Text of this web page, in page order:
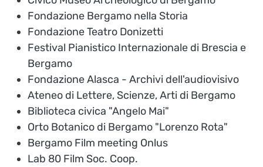
Fondazione Bergamo nella Storia
Fondazione Teatro Donizetti
Festival Pianistico Internazionale di Brescia e
Bergamo
Fondazione Alasca - Archivi dell'audiovisivo
Ateneo di Lettere, Scienze, Arti di Bergamo
Biblioteca civica "Angelo Mai"
Orto Botanico di Bergamo "Lorenzo Rota"
Bergamo Film meeting Onlus
Lab 80 Film Soc. Coop.